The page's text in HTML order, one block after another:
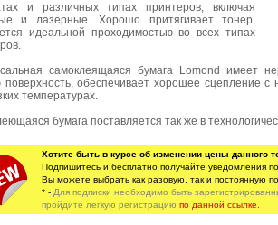
и различных типах принтеров, включая
и лазерные. Хорошо притягивает тонер,
идеальной проходимостью во всех типах
самоклеящаяся бумага Lomond имеет
поверхность, обеспечивает хорошее сцепление
температурах.
бумага поставляется так же в
Хотите быть в курсе об изменении цены данного
Подпишитесь и бесплатно получайте уведомления
Вы можете выбрать как разовую, так и постоянную
* - Для подписки необходимо быть
пройдите легкую регистрацию по данной ссылке.